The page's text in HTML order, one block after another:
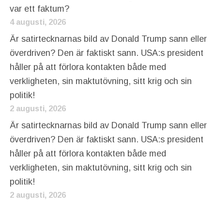
var ett faktum?
4 augusti, 2026
Är satirtecknarnas bild av Donald Trump sann eller
överdriven? Den är faktiskt sann. USA:s president
håller på att förlora kontakten både med
verkligheten, sin maktutövning, sitt krig och sin
politik!
2 augusti, 2026
Är satirtecknarnas bild av Donald Trump sann eller
överdriven? Den är faktiskt sann. USA:s president
håller på att förlora kontakten både med
verkligheten, sin maktutövning, sitt krig och sin
politik!
2 augusti, 2026